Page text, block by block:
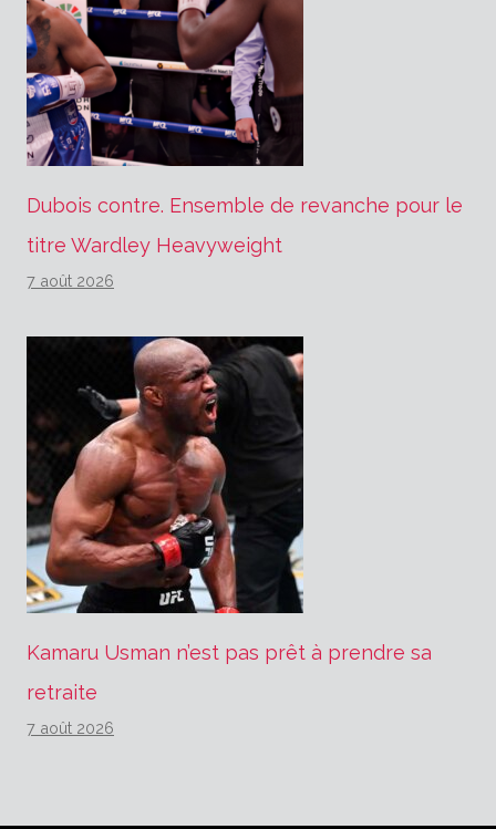
Dubois contre. Ensemble de revanche pour le
titre Wardley Heavyweight
7 août 2026
Kamaru Usman n’est pas prêt à prendre sa
retraite
7 août 2026